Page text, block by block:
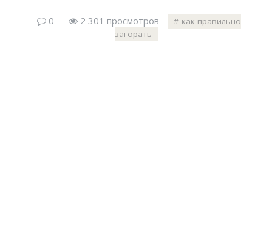
0 2 301 просмотров
как правильно
загорать